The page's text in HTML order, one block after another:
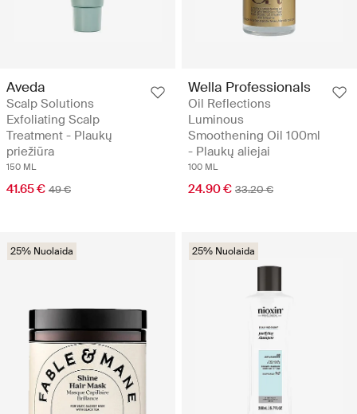
Aveda
Scalp Solutions
Exfoliating Scalp
Treatment - Plaukų
priežiūra
150 ML
41.65 € 49 €
Wella Professionals
Oil Reflections
Luminous
Smoothening Oil 100ml
- Plaukų aliejai
100 ML
24.90 € 33.20 €
25% Nuolaida 25% Nuolaida